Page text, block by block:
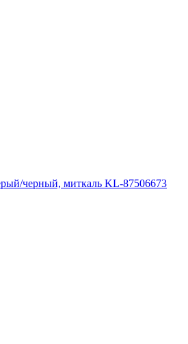
черный, миткаль KL-87506673